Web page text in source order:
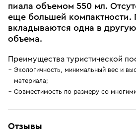
пиала объемом 550 мл.
еще большей компактности.
вкладываются одна в
объема.
Преимущества туристической
Экологичность, минимальный вес и
материала;
Совместимость по размеру со
Отзывы